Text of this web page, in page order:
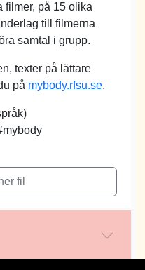
filmer, på 15 olika
till filmerna
samtal i grupp.
texter på lättare
på mybody.rfsu.se.
fil